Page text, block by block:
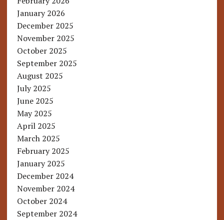
January 2026
December 2025
November 2025
October 2025
September 2025
August 2025
July 2025
June 2025
May 2025
April 2025
March 2025
February 2025
January 2025
December 2024
November 2024
October 2024
September 2024